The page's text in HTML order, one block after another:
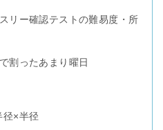
リー確認テストの難易度・所
割ったあまり曜日
径×半径
ケアレスミス
スト SAPIX組分けテスト
四谷大塚合不合判定テスト